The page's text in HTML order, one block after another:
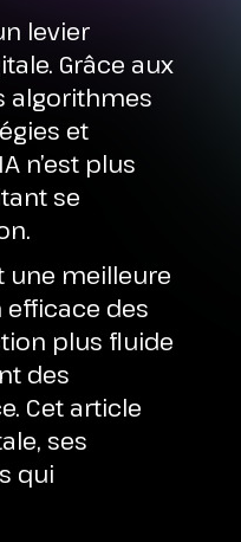
levier
Grâce aux
algorithmes
et
n’est plus
se
une meilleure
des
plus fluide
des
Cet article
ses
qui